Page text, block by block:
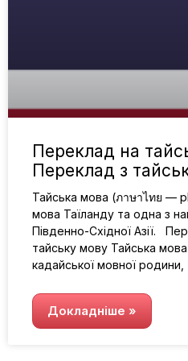
Переклад на
Переклад з
Тайська мова (ภาษาไทย —
мова Таїланду та одна з
Південно-Східної Азії.
тайську мову Тайська
кадайської мовної родини,
Докладніше »